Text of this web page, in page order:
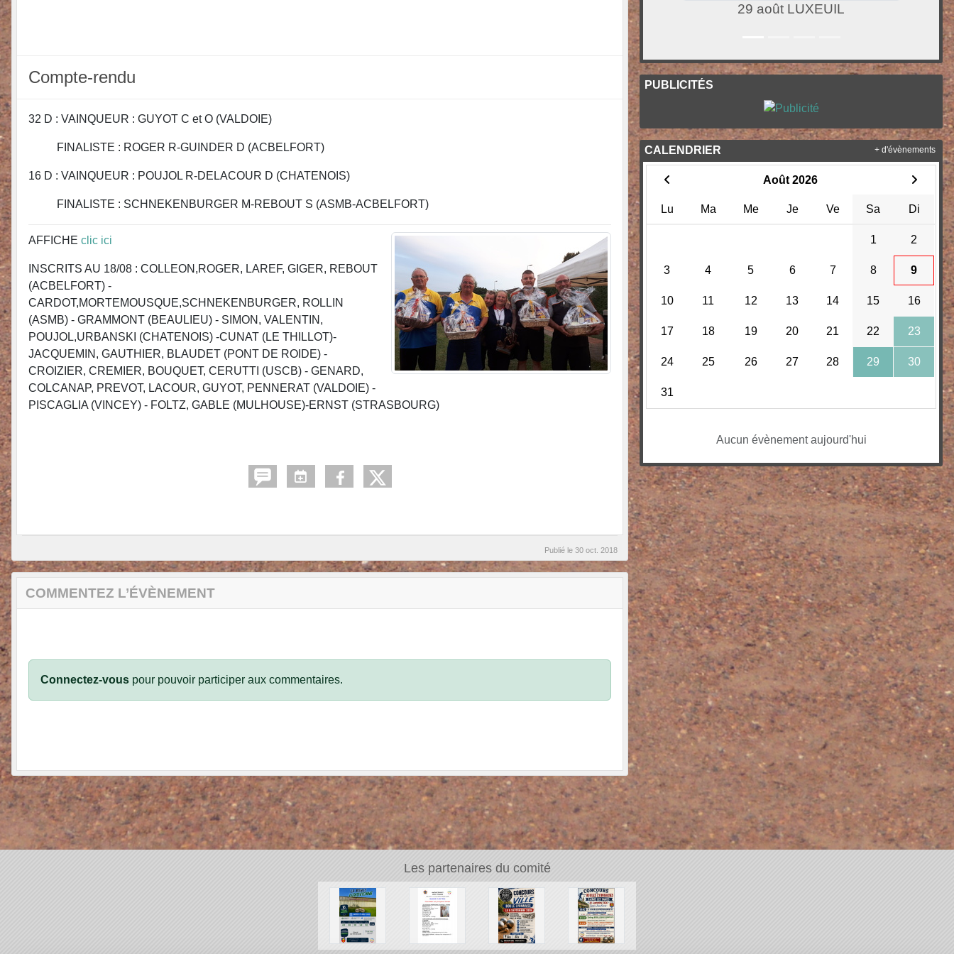
Compte-rendu
32 D : VAINQUEUR : GUYOT C et O (VALDOIE)
FINALISTE : ROGER R-GUINDER D (ACBELFORT)
16 D : VAINQUEUR : POUJOL R-DELACOUR D (CHATENOIS)
FINALISTE : SCHNEKENBURGER M-REBOUT S (ASMB-ACBELFORT)
AFFICHE clic ici
INSCRITS AU 18/08 : COLLEON,ROGER, LAREF, GIGER, REBOUT
(ACBELFORT) -
CARDOT,MORTEMOUSQUE,SCHNEKENBURGER, ROLLIN
(ASMB) - GRAMMONT (BEAULIEU) - SIMON, VALENTIN,
POUJOL,URBANSKI (CHATENOIS) -CUNAT (LE THILLOT)-
JACQUEMIN, GAUTHIER, BLAUDET (PONT DE ROIDE) -
CROIZIER, CREMIER, BOUQUET, CERUTTI (USCB) - GENARD,
COLCANAP, PREVOT, LACOUR, GUYOT, PENNERAT (VALDOIE) -
PISCAGLIA (VINCEY) - FOLTZ, GABLE (MULHOUSE)-ERNST (STRASBOURG)
Publié le30 oct. 2018
COMMENTEZ L’ÉVÈNEMENT
Connectez-vous pour pouvoir participer aux commentaires.
29 août LUXEUIL
PUBLICITÉS
CALENDRIER
Août 2026
Lu Ma Me Je Ve Sa Di
1 2
3 4 5 6 7 8 9
10 11 12 13 14 15 16
17 18 19 20 21 22 23
24 25 26 27 28 29 30
31
Aucun évènement aujourd'hui
+ d'évènements
Les partenaires du comité